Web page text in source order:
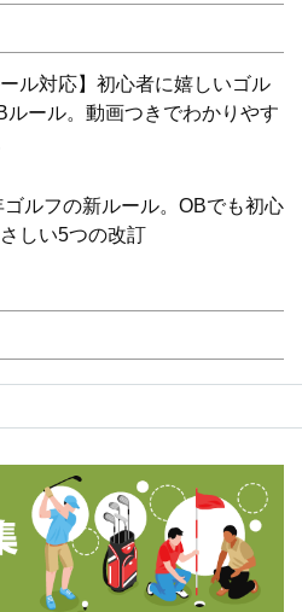
ール対応】初心者に嬉しいゴル
ルール。動画つきでわかりやす
ゴルフの新ルール。OBでも初心
しい5つの改訂